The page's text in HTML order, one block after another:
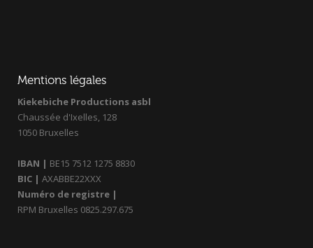
Mentions légales
Kiekebiche Productions asbl
Chaussée d'Ixelles, 128
1050 Bruxelles
IBAN | BE15 7512 1275 8830
BIC | AXABBE22XXX
Numéro de registre |
RPM Bruxelles 0825.297.675